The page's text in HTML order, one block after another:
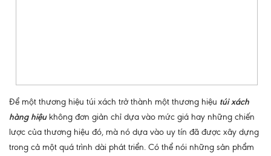
Để một thương hiệu túi xách trở thành một thương hiệu túi xách
hàng hiệukhông đơn giản chỉ dựa vào mức giá hay những chiến
lược của thương hiệu đó, mà nó dựa vào uy tín đã được xây dựng
trong cả một quá trình dài phát triển. Có thể nói những sản phẩm